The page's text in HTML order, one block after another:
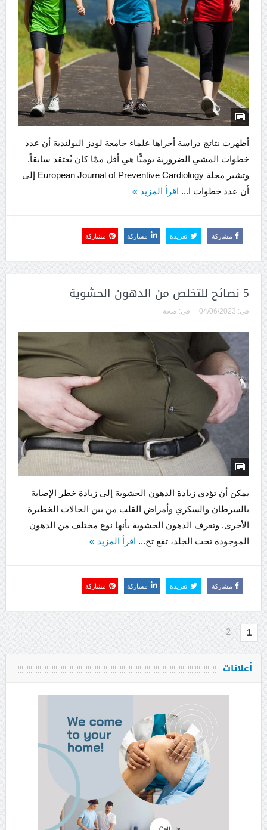
أظهرت نتائج دراسة أجراها علماء جامعة لودز البولندية أن عدد
خطوات المشي الضرورية يوميًّا هي أقل ممّا كان يُعتقد سابقاً.
وتشير مجلة European Journal of Preventive Cardiology إلى
أن عدد خطوات ا... اقرأ المزيد
مشاركة تغريدة مشاركة مشاركة
5 نصائح للتخلص من الدهون الحشوية
فى: 04/06/2023 فى: صحة
يمكن أن تؤدي زيادة الدهون الحشوية إلى زيادة خطر الإصابة
بالسرطان والسكري وأمراض القلب من بين الحالات الخطيرة
الأخرى. وتعرف الدهون الحشوية بأنها نوع مختلف من الدهون
الموجودة تحت الجلد، تقع تح... اقرأ المزيد
مشاركة تغريدة مشاركة مشاركة
1
2
أعلانات